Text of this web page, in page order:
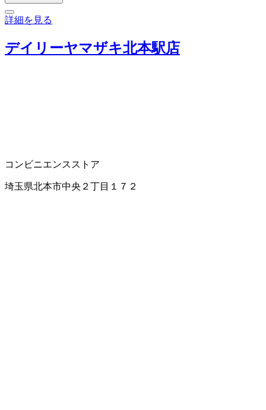
詳細を見る
デイリーヤマザキ北本駅店
コンビニエンスストア
埼玉県北本市中央２丁目１７２